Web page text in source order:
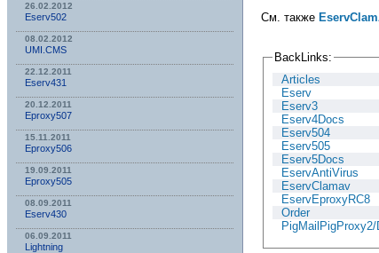
26.02.2012
Eserv502
08.02.2012
UMI.CMS
22.12.2011
Eserv431
20.12.2011
Eproxy507
15.11.2011
Eproxy506
19.09.2011
Eproxy505
08.09.2011
Eserv430
06.09.2011
Lightning
См. также
BackLinks:
Articles
Eserv
Eserv3
Eserv4Docs
Eserv504
Eserv505
Eserv5Docs
EservAntiVirus
EservClamav
EservEproxyRC8
Order
PigMailPigProxy2/